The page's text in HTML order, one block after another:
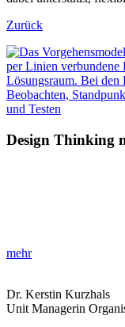
Zurück
Design Thinking
mehr
Dr. Kerstin Kurzhals
Unit Managerin